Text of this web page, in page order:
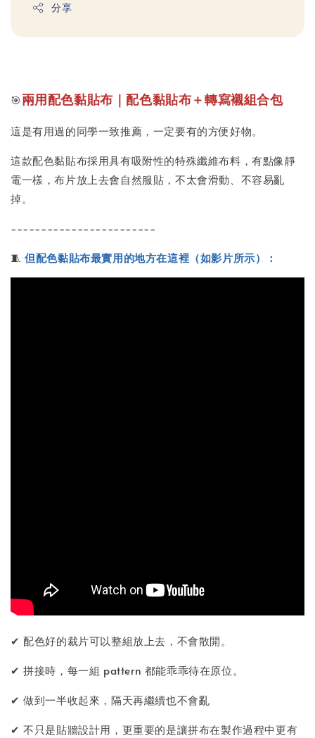
分享
🎯兩用配色黏貼布｜配色黏貼布＋轉寫襯組合包
這是有用過的同學一致推薦，一定要有的方便好物。
這款配色黏貼布採用具有吸附性的特殊纖維布料，有點像靜
電一樣，布片放上去會自然服貼，不太會滑動、不容易亂
掉。
------------------------
🧵 但配色黏貼布最實用的地方在這裡（如影片所示）：
✔ 配色好的裁片可以整組放上去，不會散開。
✔ 拼接時，每一組 pattern 都能乖乖待在原位。
✔ 做到一半收起來，隔天再繼續也不會亂
✔ 不只是貼牆設計用，更重要的是讓拼布在製作過程中更有